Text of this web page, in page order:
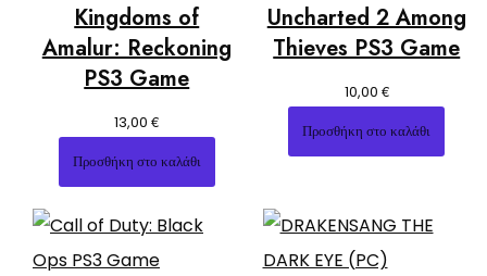
Kingdoms of
Amalur: Reckoning
PS3 Game
13,00€
Προσθήκη στο καλάθι
Uncharted 2 Among
Thieves PS3 Game
10,00 €
Προσθήκη στο καλάθι